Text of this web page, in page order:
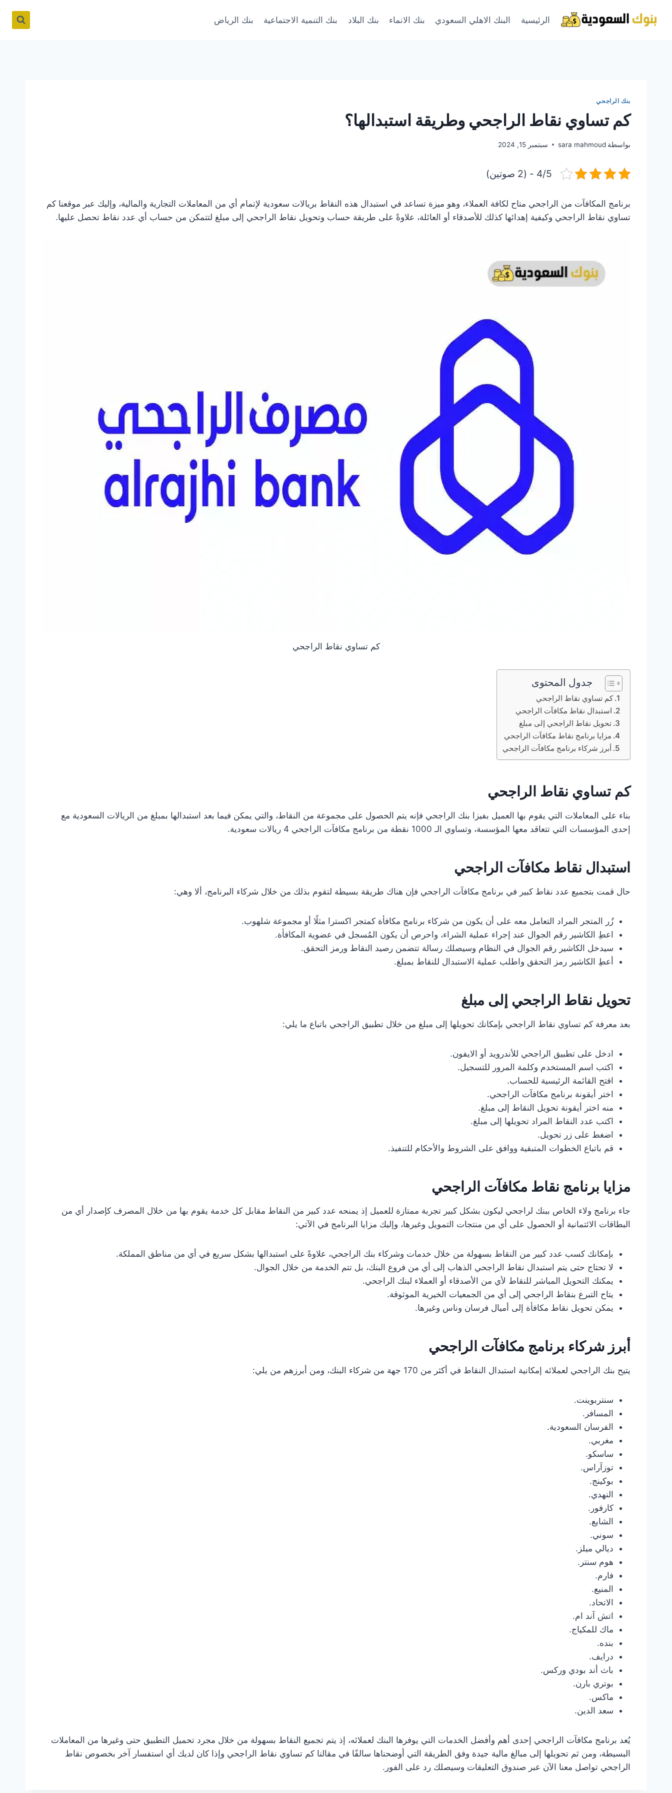
الرئيسية البنك الاهلي السعودي بنك الانماء بنك البلاد بنك التنمية الاجتماعية بنك الرياض
بنك الراجحي
كم تساوي نقاط الراجحي وطريقة استبدالها؟
بواسطة sara mahmoud سبتمبر 15, 2024
4/5 - (2 صوتين)
برنامج المكافآت من الراجحي متاح لكافة العملاء، وهو ميزة تساعد في استبدال هذه النقاط بريالات سعودية لإتمام أي من المعاملات التجارية والمالية، وإليك عبر موقعنا كم
تساوي نقاط الراجحي وكيفية إهدائها كذلك للأصدقاء أو العائلة، علاوةً على طريقة حساب وتحويل نقاط الراجحي إلى مبلغ لتتمكن من حساب أي عدد نقاط تحصل عليها.
كم تساوي نقاط الراجحي
جدول المحتوى
كم تساوي نقاط الراجحي
استبدال نقاط مكافآت الراجحي
تحويل نقاط الراجحي إلى مبلغ
مزايا برنامج نقاط مكافآت الراجحي
أبرز شركاء برنامج مكافآت الراجحي
كم تساوي نقاط الراجحي
بناء على المعاملات التي يقوم بها العميل بفيزا بنك الراجحي فإنه يتم الحصول على مجموعة من النقاط، والتي يمكن فيما بعد استبدالها بمبلغ من الريالات السعودية مع
إحدى المؤسسات التي تتعاقد معها المؤسسة، وتساوي الـ 1000 نقطة من برنامج مكافآت الراجحي 4 ريالات سعودية.
استبدال نقاط مكافآت الراجحي
حال قمت بتجميع عدد نقاط كبير في برنامج مكافآت الراجحي فإن هناك طريقة بسيطة لتقوم بذلك من خلال شركاء البرنامج، ألا وهي:
زُر المتجر المراد التعامل معه على أن يكون من شركاء برنامج مكافأة كمتجر اكسترا مثلًا أو مجموعة شلهوب.
اعطِ الكاشير رقم الجوال عند إجراء عملية الشراء، واحرص أن يكون المُسجل في عضوية المكافأة.
سيدخل الكاشير رقم الجوال في النظام وسيصلك رسالة تتضمن رصيد النقاط ورمز التحقق.
أعطِ الكاشير رمز التحقق واطلب عملية الاستبدال للنقاط بمبلغ.
تحويل نقاط الراجحي إلى مبلغ
بعد معرفة كم تساوي نقاط الراجحي بإمكانك تحويلها إلى مبلغ من خلال تطبيق الراجحي باتباع ما يلي:
ادخل على تطبيق الراجحي للأندرويد أو الايفون.
اكتب اسم المستخدم وكلمة المرور للتسجيل.
افتح القائمة الرئيسية للحساب.
اختر أيقونة برنامج مكافآت الراجحي.
منه اختر أيقونة تحويل النقاط إلى مبلغ.
اكتب عدد النقاط المراد تحويلها إلى مبلغ.
اضغط على زر تحويل.
قم باتباع الخطوات المتبقية ووافق على الشروط والأحكام للتنفيذ.
مزايا برنامج نقاط مكافآت الراجحي
جاء برنامج ولاء الخاص ببنك لراجحي ليكون بشكل كبير تجربة ممتازة للعميل إذ يمنحه عدد كبير من النقاط مقابل كل خدمة يقوم بها من خلال المصرف كإصدار أي من
البطاقات الائتمانية أو الحصول على أي من منتجات التمويل وغيرها، وإليك مزايا البرنامج في الآتي:
بإمكانك كسب عدد كبير من النقاط بسهولة من خلال خدمات وشركاء بنك الراجحي، علاوةً على استبدالها بشكل سريع في أي من مناطق المملكة.
لا تحتاج حتى يتم استبدال نقاط الراجحي الذهاب إلى أي من فروع البنك، بل تتم الخدمة من خلال الجوال.
يمكنك التحويل المباشر للنقاط لأي من الأصدقاء أو العملاء لبنك الراجحي.
يتاح التبرع بنقاط الراجحي إلى أي من الجمعيات الخيرية الموثوقة.
يمكن تحويل نقاط مكافأة إلى أميال فرسان وناس وغيرها.
أبرز شركاء برنامج مكافآت الراجحي
يتيح بنك الراجحي لعملائه إمكانية استبدال النقاط في أكثر من 170 جهة من شركاء البنك، ومن أبرزهم من يلي:
سنتربوينت.
المسافر.
الفرسان السعودية.
مغربي.
ساسكو.
توزآراس.
بوكينج.
النهدي.
كارفور.
الشايع.
سوني.
ديالي ميلز.
هوم سنتر.
فارم.
المنيع.
الاتحاد.
اتش آند ام.
ماك للمكياج.
بنده.
درايف.
باث أند بودي وركس.
بوتري بارن.
ماكس.
سعد الدين.
يُعد برنامج مكافآت الراجحي إحدى أهم وأفضل الخدمات التي يوفرها البنك لعملائه، إذ يتم تجميع النقاط بسهولة من خلال مجرد تحميل التطبيق حتى وغيرها من المعاملات
البسيطة، ومن ثم تحويلها إلى مبالغ مالية جيدة وفق الطريقة التي أوضحناها سالفًا في مقالنا كم تساوي نقاط الراجحي وإذا كان لديك أي استفسار آخر بخصوص نقاط
الراجحي تواصل معنا الآن عبر صندوق التعليقات وسيصلك رد على الفور.